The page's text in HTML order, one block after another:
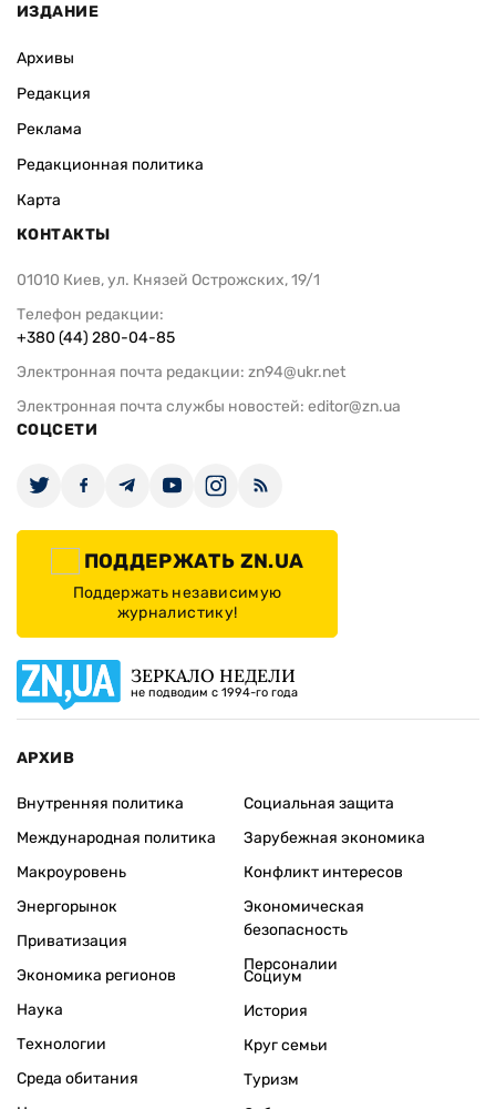
ИЗДАНИЕ
Архивы
Редакция
Реклама
Редакционная политика
Карта
КОНТАКТЫ
01010 Киев, ул. Князей Острожских, 19/1
Телефон редакции:
+380 (44) 280-04-85
Электронная почта редакции: zn94@ukr.net
Электронная почта службы новостей: editor@zn.ua
СОЦСЕТИ
ПОДДЕРЖАТЬ ZN.UA
Поддержать независимую
журналистику!
ЗЕРКАЛО НЕДЕЛИ
не подводим с 1994-го года
АРХИВ
Внутренняя политика
Международная политика
Макроуровень
Энергорынок
Приватизация
Экономика регионов
Социальная защита
Зарубежная экономика
Конфликт интересов
Экономическая
безопасность
Персоналии
Наука
Технологии
Среда обитания
Социум
История
Круг семьи
Туризм